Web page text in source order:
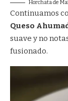
Horchata de
Continuamos
Queso
suave y no
fusionado.